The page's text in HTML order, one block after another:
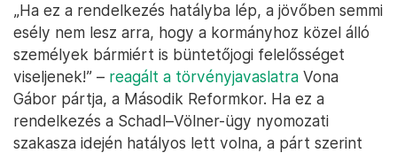
„Ha ez a rendelkezés hatályba lép, a jövőben semmi
esély nem lesz arra, hogy a kormányhoz közel álló
személyek bármiért is büntetőjogi felelősséget
viseljenek!” – reagált a törvényjavaslatra Vona
Gábor pártja, a Második Reformkor. Ha ez a
rendelkezés a Schadl–Völner-ügy nyomozati
szakasza idején hatályos lett volna, a párt szerint